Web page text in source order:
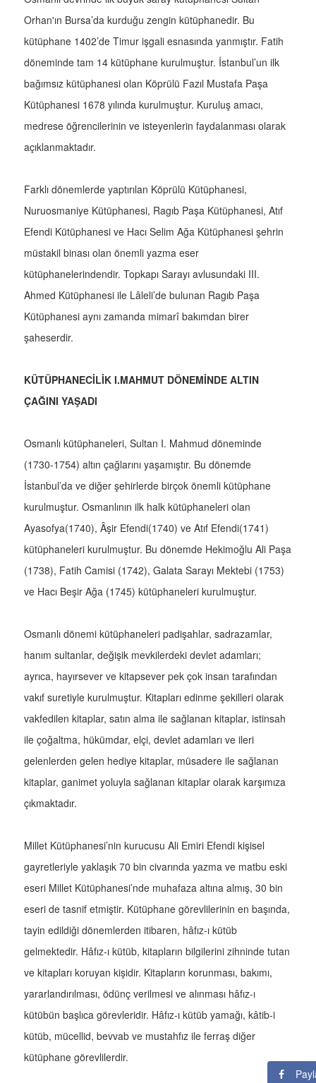
Orhan'ın Bursa’da kurduğu zengin kütüphanedir. Bu
kütüphane 1402’de Timur işgali esnasında yanmıştır. Fatih
döneminde tam 14 kütüphane kurulmuştur. İstanbul’un ilk
bağımsız kütüphanesi olan Köprülü Fazıl Mustafa Paşa
Kütüphanesi 1678 yılında kurulmuştur. Kuruluş amacı,
medrese öğrencilerinin ve isteyenlerin faydalanması olarak
açıklanmaktadır.
Farklı dönemlerde yaptırılan Köprülü Kütüphanesi,
Nuruosmaniye Kütüphanesi, Ragıb Paşa Kütüphanesi, Atıf
Efendi Kütüphanesi ve Hacı Selim Ağa Kütüphanesi şehrin
müstakil binası olan önemli yazma eser
kütüphanelerindendir. Topkapı Sarayı avlusundaki III.
Ahmed Kütüphanesi ile Lâleli’de bulunan Ragıb Paşa
Kütüphanesi aynı zamanda mimarî bakımdan birer
şaheserdir.
KÜTÜPHANECİLİK I.MAHMUT DÖNEMİNDE ALTIN
ÇAĞINI YAŞADI
Osmanlı kütüphaneleri, Sultan I. Mahmud döneminde
(1730-1754) altın çağlarını yaşamıştır. Bu dönemde
İstanbul’da ve diğer şehirlerde birçok önemli kütüphane
kurulmuştur. Osmanlının ilk halk kütüphaneleri olan
Ayasofya(1740), Âşir Efendi(1740) ve Atıf Efendi(1741)
kütüphaneleri kurulmuştur. Bu dönemde Hekimoğlu Ali Paşa
(1738), Fatih Camisi (1742), Galata Sarayı Mektebi (1753)
ve Hacı Beşir Ağa (1745) kütüphaneleri kurulmuştur.
Osmanlı dönemi kütüphaneleri padişahlar, sadrazamlar,
hanım sultanlar, değişik mevkilerdeki devlet adamları;
ayrıca, hayırsever ve kitapsever pek çok insan tarafından
vakıf suretiyle kurulmuştur. Kitapları edinme şekilleri olarak
vakfedilen kitaplar, satın alma ile sağlanan kitaplar, istinsah
ile çoğaltma, hükümdar, elçi, devlet adamları ve ileri
gelenlerden gelen hediye kitaplar, müsadere ile sağlanan
kitaplar, ganimet yoluyla sağlanan kitaplar olarak karşımıza
çıkmaktadır.
Millet Kütüphanesi’nin kurucusu Ali Emiri Efendi kişisel
gayretleriyle yaklaşık 70 bin civarında yazma ve matbu eski
eseri Millet Kütüphanesi’nde muhafaza altına almış, 30 bin
eseri de tasnif etmiştir. Kütüphane görevlilerinin en başında,
tayin edildiği dönemlerden itibaren, hâfız-ı kütüb
gelmektedir. Hâfız-ı kütüb, kitapların bilgilerini zihninde tutan
ve kitapları koruyan kişidir. Kitapların korunması, bakımı,
yararlandırılması, ödünç verilmesi ve alınması hâfız-ı
kütübün başlıca görevleridir. Hâfız-ı kütüb yamağı, kâtib-i
kütüb, mücellid, bevvab ve mustahfız ile ferraş diğer
kütüphane görevlilerdir.